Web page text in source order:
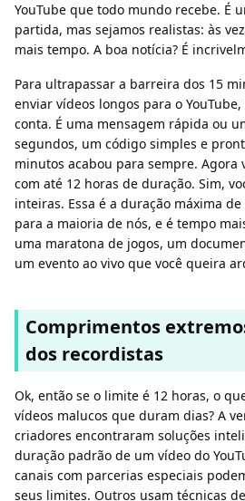
YouTube que todo mundo recebe. É
partida, mas sejamos realistas: às
mais tempo. A boa notícia? É
Para ultrapassar a barreira dos 15
enviar vídeos longos para o
conta. É uma mensagem rápida ou
segundos, um código simples e
minutos acabou para sempre. Agora
com até 12 horas de duração. Sim,
inteiras. Essa é a duração máxima
para a maioria de nós, e é tempo
uma maratona de jogos, um
um evento ao vivo que você queira
Comprimentos
dos recordistas
Ok, então se o limite é 12 horas, o
vídeos malucos que duram dias? A
criadores encontraram soluções
duração padrão de um vídeo do
canais com parcerias especiais
seus limites. Outros usam técnicas